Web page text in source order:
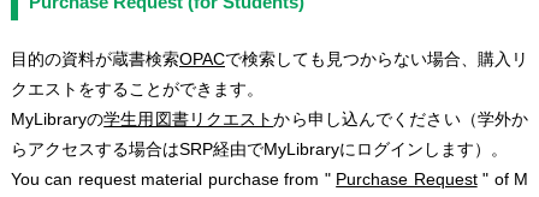
目的の資料が蔵書検索OPACで検索しても見つからない場合、購入リ
クエストをすることができます。
MyLibraryの学生用図書リクエストから申し込んでください（学外か
らアクセスする場合はSRP経由でMyLibraryにログインします）。
You can request material purchase from " Purchase Request" of M